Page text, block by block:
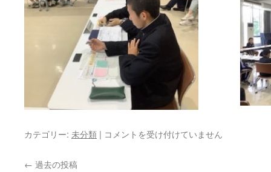
カテゴリー: 未分類 | 青
コメントを受け付けていません
← 過去の投稿